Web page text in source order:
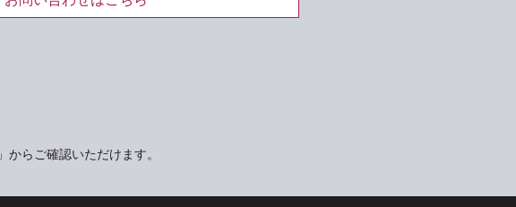
」からご確認いただけます。